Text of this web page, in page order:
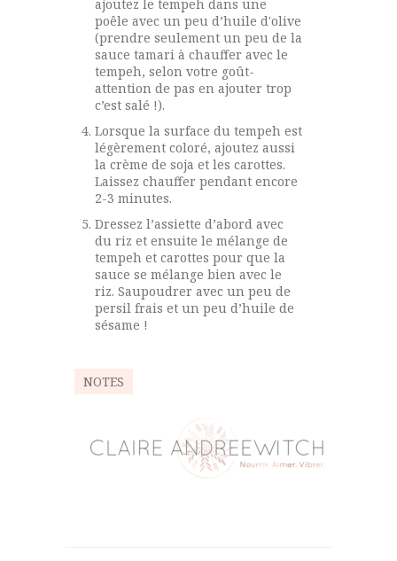
ajoutez le tempeh dans une
poêle avec un peu d’huile d'olive
(prendre seulement un peu de la
sauce tamari à chauffer avec le
tempeh, selon votre goût-
attention de pas en ajouter trop
c’est salé !).
Lorsque la surface du tempeh est
légèrement coloré, ajoutez aussi
la crème de soja et les carottes.
Laissez chauffer pendant encore
2-3 minutes.
Dressez l’assiette d’abord avec
du riz et ensuite le mélange de
tempeh et carottes pour que la
sauce se mélange bien avec le
riz. Saupoudrer avec un peu de
persil frais et un peu d’huile de
sésame !
NOTES